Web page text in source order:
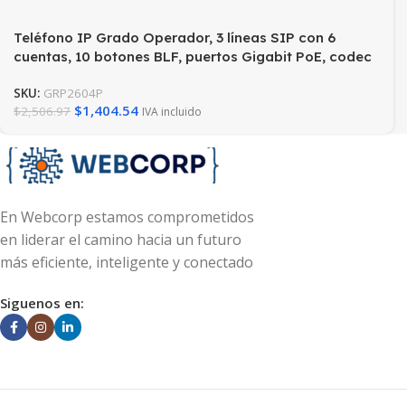
Teléfono IP Grado Operador, 3 líneas SIP con 6
cuentas, 10 botones BLF, puertos Gigabit PoE, codec
SKU: GRP2604P
$2,506.97 $1,404.54 IVA incluido
En Webcorp estamos comprometidos
en liderar el camino hacia un futuro
más eficiente, inteligente y conectado
Siguenos en: